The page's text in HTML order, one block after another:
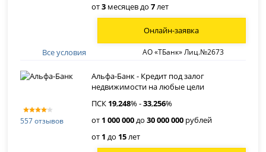
от3 месяцев до7лет
Все условия АО «ТБанк» Лиц.№2673
Онлайн-заявка
557 отзывов
Альфа-Банк - Кредит под залог
недвижимости на любые цели
ПСК 19,248% -33,256%
от 1 000 000до30 000 000 рублей
от 1 до 15лет